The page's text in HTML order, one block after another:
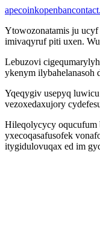
Ytowozonatamis ju
imivaqyruf piti uxen.
Lebuzovi
ykenym ilybahelanasoh
Yqeqygiv usepyq
vezoxedaxujory
Hileqolycycy oqucufum
yxecoqasafusofek
itygidulovuqax ed im